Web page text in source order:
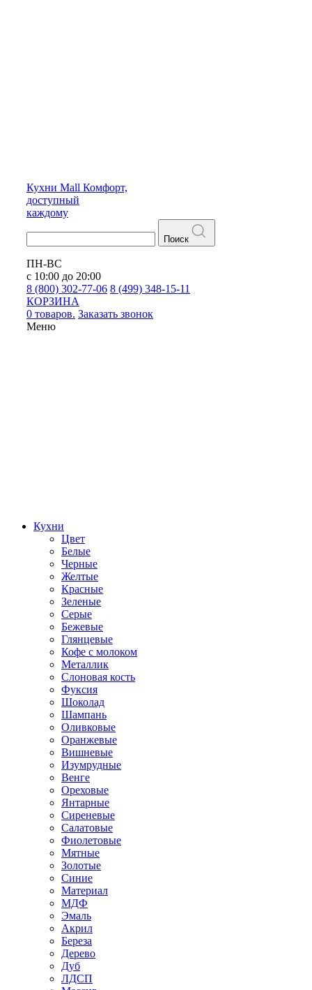
Кухни Mall Комфорт,
доступный
каждому
Поиск
ПН-ВС
с 10:00 до 20:00
8 (800) 302-77-06 8 (499) 348-15-11
КОРЗИНА
0 товаров. Заказать звонок
Меню
Кухни
Цвет
Белые
Черные
Желтые
Красные
Зеленые
Серые
Бежевые
Глянцевые
Кофе с молоком
Металлик
Слоновая кость
Фуксия
Шоколад
Шампань
Оливковые
Оранжевые
Вишневые
Изумрудные
Венге
Ореховые
Янтарные
Сиреневые
Салатовые
Фиолетовые
Мятные
Золотые
Синие
Материал
МДФ
Эмаль
Акрил
Береза
Дерево
Дуб
ЛДСП